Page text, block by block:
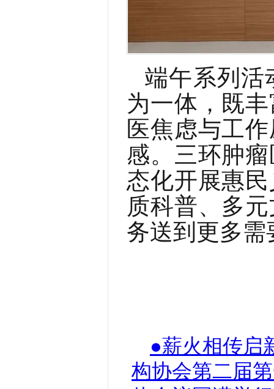
端午系列活
为一体，既
医焦虑与工
感。三环肿
态化开展惠
质科普、多
务送到更多